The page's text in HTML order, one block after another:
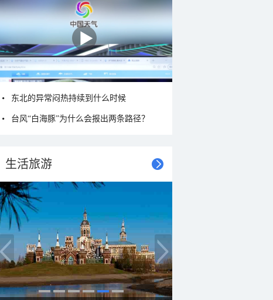
东北的异常闷热持续到什么时候
台风“白海豚”为什么会报出两条路径？
生活旅游